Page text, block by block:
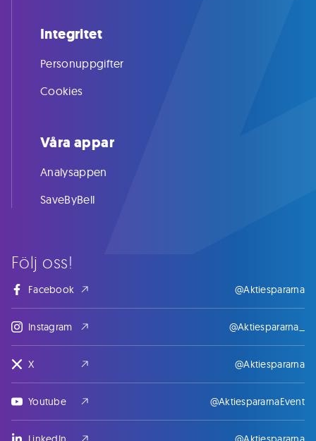
Följ oss!
Facebook @Aktiespararna
Instagram @Aktiespararna_
X @Aktiespararna
Youtube @AktiespararnaEvent
Integritet
Personuppgifter
Cookies
Våra appar
Analysappen
SaveByBell